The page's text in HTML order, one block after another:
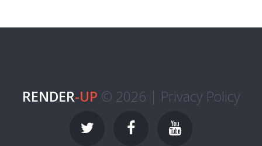
RENDER-UP © 2026 | Privacy Policy